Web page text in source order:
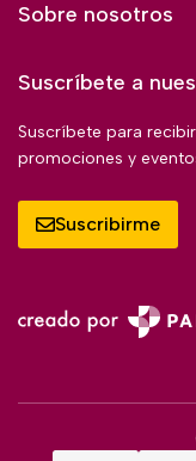
Sobre nosotros
Suscríbete a
Suscríbete para
promociones y
Suscribirme